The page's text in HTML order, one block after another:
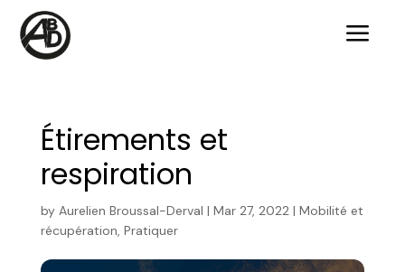
a
Étirements et
respiration
by Aurelien Broussal-Derval | Mar 27, 2022| Mobilité et
récupération, Pratiquer